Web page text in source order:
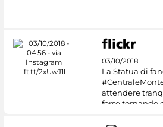
03/10/2018
La Statua di
attendere
forse tornando